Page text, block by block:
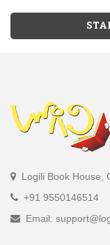
Logili Book House,
+91 9550146514
Email: